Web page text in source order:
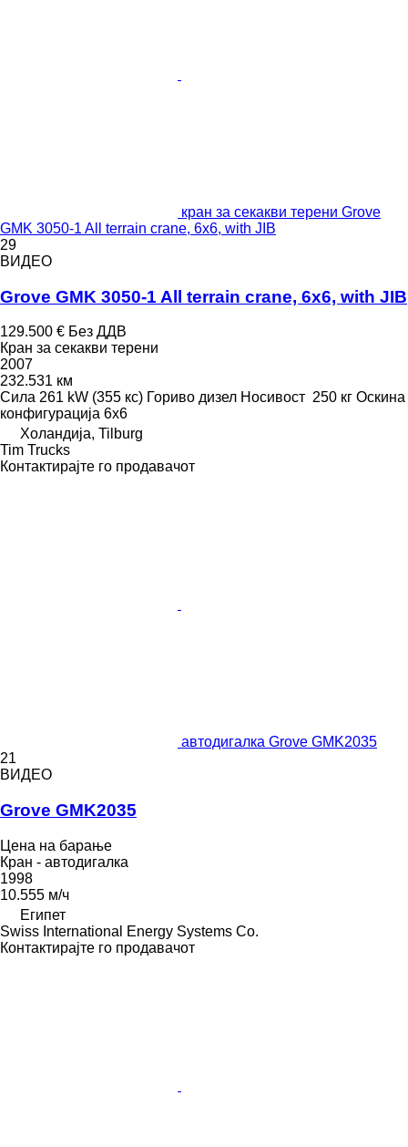
кран за секакви терени Grove
GMK 3050-1 All terrain crane, 6x6, with JIB
29
ВИДЕО
Grove GMK 3050-1 All terrain crane, 6x6, with JIB
129.500 € Без ДДВ
Кран за секакви терени
2007
232.531 км
Сила 261 kW (355 кс) Гориво дизел Носивост 250 кг Оскина
конфигурација 6x6
Холандија, Tilburg
Tim Trucks
Контактирајте го продавачот
автодигалка Grove GMK2035
21
ВИДЕО
Grove GMK2035
Цена на барање
Кран - автодигалка
1998
10.555 м/ч
Египет
Swiss International Energy Systems Co.
Контактирајте го продавачот